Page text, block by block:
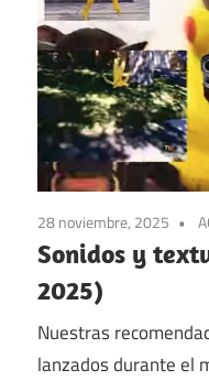
28 noviembre, 2025
Sonidos y
2025)
Nuestras
lanzados durante el